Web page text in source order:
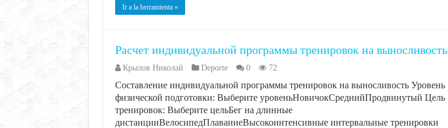
Ir a la herramienta »
Расчет индивидуальной программы тренировок на выносливость
Крылов Николай Deporte 0 72
Составление индивидуальной программы тренировок на выносливость Уровень
физической подготовки: Выберите уровеньНовичокСреднийПродвинутый Цель
тренировок: Выберите цельБег на длинные
дистанцииВелосипедПлаваниеВысокоинтенсивные интервальные тренировки